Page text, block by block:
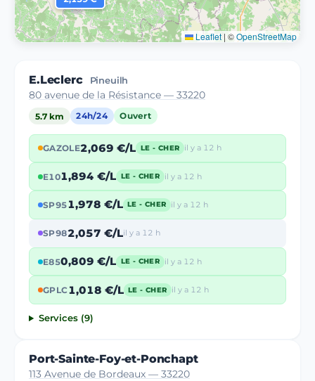
Leaflet | ©OpenStreetMap
E.Leclerc Pineuilh
80 avenue de la Résistance — 33220
5.7 km 24h/24 Ouvert
GAZOLE2,069 €/L LE - CHER il y a 12 h
E101,894 €/L LE - CHER il y a 12 h
SP951,978 €/L LE - CHER il y a 12 h
SP982,057 €/Lil y a 12 h
E850,809 €/L LE - CHER il y a 12 h
GPLC1,018 €/L LE - CHER il y a 12 h
Services (9)
Port-Sainte-Foy-et-Ponchapt
113 Avenue de Bordeaux — 33220